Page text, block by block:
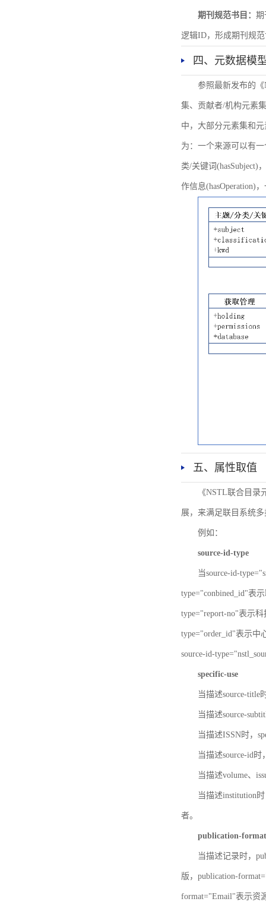
期刊规范书目： 期
逻辑ID，形成期刊规
四、元数据模
参照最新发布的
集、贡献者/机构元素
中，大部分元素集和
为：一个来源可以有
类/关键词(hasSubject)
作信息(hasOperation)
五、属性取值
《NSTL联合目
展，来满足联目系统
例如：
source-id-type
当source-id-
type="conbined_id"表
type="report-no"表示
type="order_id"表示中
source-id-
specific-use
当描述source-title
当描述source-
当描述ISSN时，
当描述source-id
当描述volume、
当描述institution
者。
publication-format
当描述记录时，
版，publication-
format="Email"表示资